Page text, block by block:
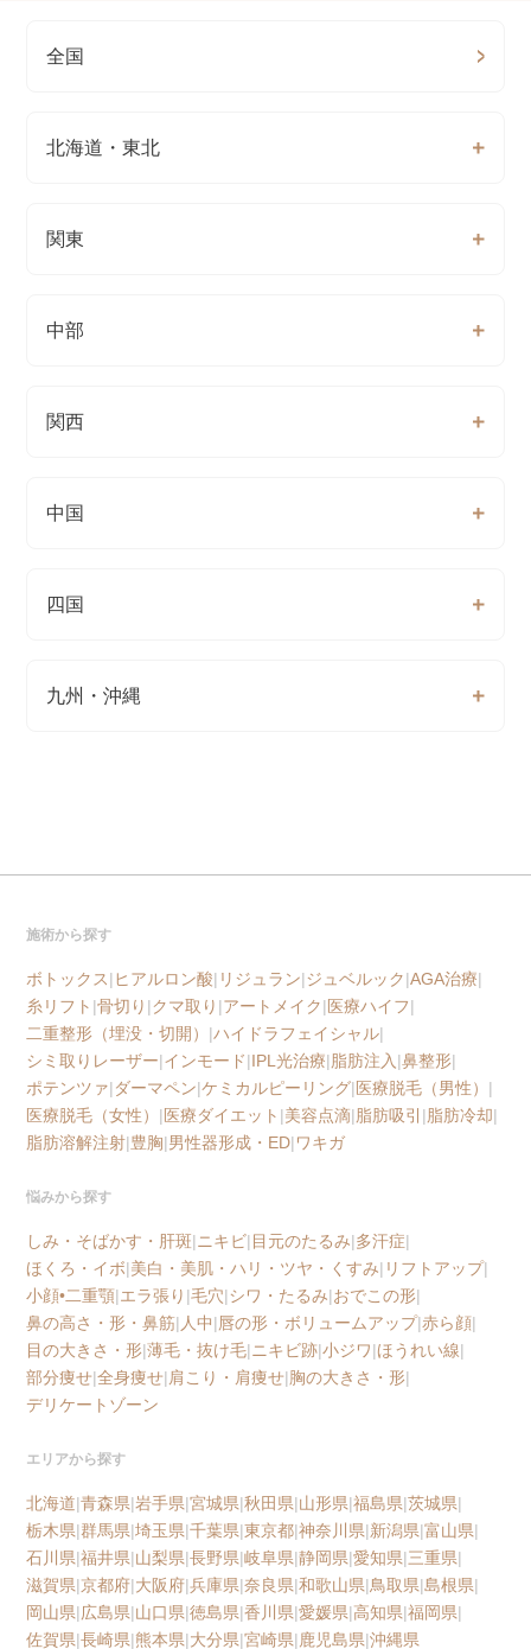
全国
北海道・東北
関東
中部
関西
中国
四国
九州・沖縄
施術から探す
ボトックス|ヒアルロン酸| リジュラン|ジュベルック|AGA治療|
糸リフト |骨切り |クマ取り |アートメイク|医療ハイフ|
二重整形（埋没・切開） |ハイドラフェイシャル|
シミ取りレーザー|インモード|IPL光治療|脂肪注入 |鼻整形|
ポテンツァ|ダーマペン|ケミカルピーリング|医療脱毛（男性） |
医療脱毛（女性） |医療ダイエット |美容点滴|脂肪吸引 |脂肪冷却|
脂肪溶解注射|豊胸|男性器形成・ED|ワキガ
悩みから探す
しみ・そばかす・肝斑| ニキビ|目元のたるみ|多汗症|
ほくろ・イボ|美白・美肌・ハリ・ツヤ・くすみ| リフトアップ|
小顔•二重顎|エラ張り |毛穴|シワ・たるみ|おでこの形|
鼻の高さ・形・鼻筋| 人中|唇の形・ボリュームアップ|赤ら顔|
目の大きさ・形|薄毛・抜け毛| ニキビ跡|小ジワ|ほうれい線|
部分痩せ|全身痩せ|肩こり・肩痩せ|胸の大きさ・形|
デリケートゾーン
エリアから探す
北海道|青森県|岩手県|宮城県|秋田県|山形県|福島県|茨城県|
栃木県|群馬県|埼玉県|千葉県|東京都|神奈川県|新潟県|富山県|
石川県|福井県|山梨県|長野県|岐阜県|静岡県|愛知県|三重県|
滋賀県|京都府|大阪府|兵庫県|奈良県|和歌山県|鳥取県|島根県|
岡山県|広島県|山口県|徳島県|香川県|愛媛県|高知県|福岡県|
佐賀県|長崎県|熊本県|大分県|宮崎県|鹿児島県|沖縄県